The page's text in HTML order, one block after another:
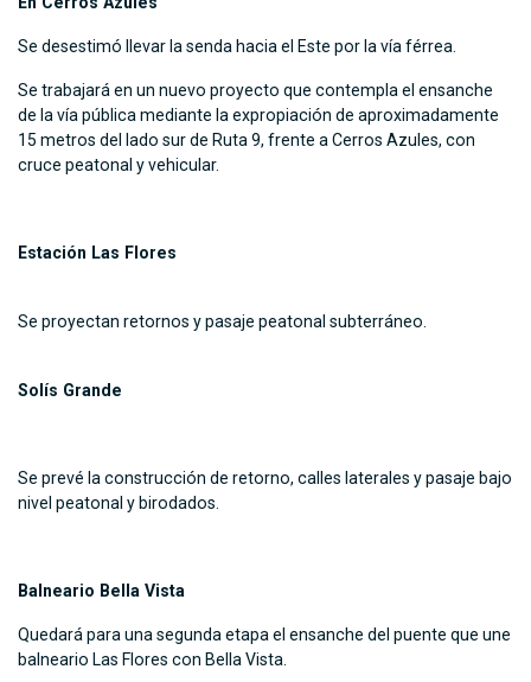
Se desestimó llevar la senda hacia el Este por la vía férrea.
Se trabajará en un nuevo proyecto que contempla el ensanche
de la vía pública mediante la expropiación de aproximadamente
15 metros del lado sur de Ruta 9, frente a Cerros Azules, con
cruce peatonal y vehicular.
Estación Las Flores
Se proyectan retornos y pasaje peatonal subterráneo.
Solís Grande
Se prevé la construcción de retorno, calles laterales y pasaje bajo
nivel peatonal y birodados.
Balneario Bella Vista
Quedará para una segunda etapa el ensanche del puente que une
balneario Las Flores con Bella Vista.